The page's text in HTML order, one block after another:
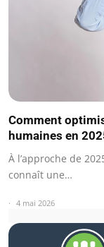
Comment
humaines en
À l’approche de
connaît une…
4 mai 2026